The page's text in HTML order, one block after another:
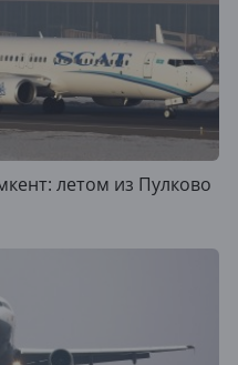
летом из Пулково